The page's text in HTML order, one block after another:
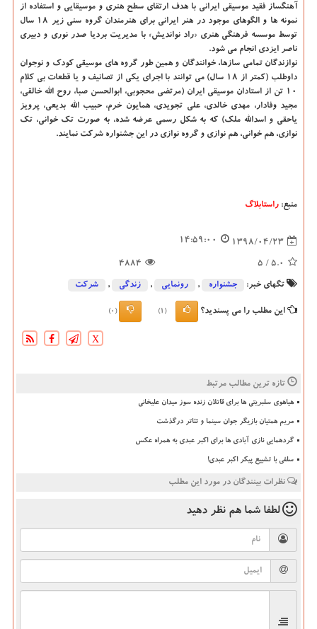
آهنگساز فقید موسیقی ایرانی با هدف ارتقای سطح هنری و موسیقایی و استفاده از
نمونه ها و الگوهای موجود در هنر ایرانی برای هنرمندان گروه سنی زیر ۱۸ سال
توسط موسسه فرهنگی هنری «راد نواندیش» با مدیریت بردیا صدر نوری و دبیری
ناصر ایزدی انجام می شود.
نوازندگان تمامی سازها، خوانندگان و همین طور گروه های موسیقی كودك و نوجوان
داوطلب (كمتر از ۱۸ سال) می توانند با اجرای یكی از تصانیف و یا قطعات بی كلام
۱۰ تن از استادان موسیقی ایران (مرتضی محجوبی، ابوالحسن صبا، روح الله خالقی،
مجید وفادار، مهدی خالدی، علی تجویدی، همایون خرم، حبیب الله بدیعی، پرویز
یاحقی و اسدالله ملك) كه به شكل رسمی عرضه شده، به صورت تك خوانی، تك
نوازی، هم خوانی، هم نوازی و گروه نوازی در این جشنواره شركت نمایند.
منبع: راستابلاگ
1398/04/23
14:59:00
5.0
/ 5
4884
تگهای خبر: جشنواره , رونمایی , زندگی , شركت
این مطلب را می پسندید؟ (1)
(0)
X
تازه ترین مطالب مرتبط
هیاهوی سلبریتی ها برای قاتلان زنده سوز میدان علیخانی
مریم همتیان بازیگر جوان سینما و تئاتر درگذشت
گردهمایی نازی آبادی ها برای اکبر عبدی به همراه عکس
سلفی با تشییع پیکر اکبر عبدی!
نظرات بینندگان در مورد این مطلب
لطفا شما هم نظر دهید